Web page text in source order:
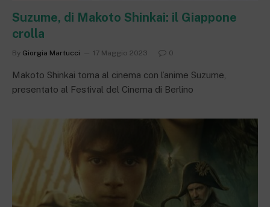
Suzume, di Makoto Shinkai: il Giappone
crolla
By Giorgia Martucci 17 Maggio 2023 0
Makoto Shinkai torna al cinema con l’anime Suzume,
presentato al Festival del Cinema di Berlino